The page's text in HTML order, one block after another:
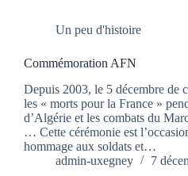
Un peu d'histoire
Commémoration AFN
Depuis 2003, le 5 décembre de
les « morts pour la France »
d’Algérie et les combats du
… Cette cérémonie est
hommage aux soldats et…
admin-uxegney
7